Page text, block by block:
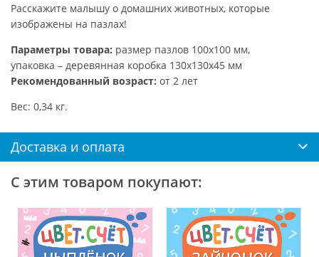
Расскажите малышу о домашних животных, которые
изображены на пазлах!
Параметры товара: размер пазлов 100х100 мм,
упаковка – деревянная коробка 130х130х45 мм
Рекомендованный возраст: от 2 лет
Вес: 0,34 кг.
Доставка и оплата
С этим товаром покупают: